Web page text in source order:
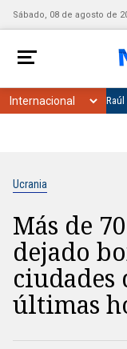
Sábado, 08 de agosto de
Raúl
Ucrania
Más de
dejado
ciudades
últimas